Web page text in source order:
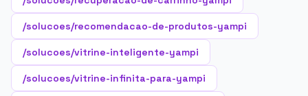
/solucoes/recomendacao-de-produtos-yampi
/solucoes/vitrine-inteligente-yampi
/solucoes/vitrine-infinita-para-yampi